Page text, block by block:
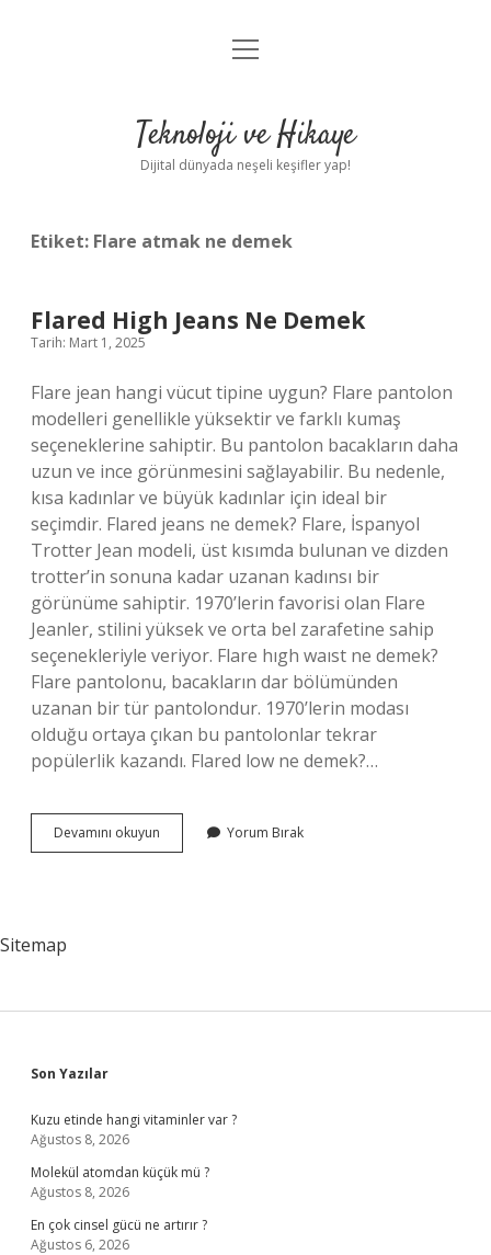
Anasayfa
Yasal Uyarı
menüyü
Teknoloji ve Hikaye
Dijital dünyada neşeli keşifler yap!
Etiket: Flare atmak ne demek
Flared High Jeans Ne Demek
Tarih: Mart 1, 2025
Flare jean hangi vücut tipine uygun? Flare pantolon
modelleri genellikle yüksektir ve farklı kumaş
seçeneklerine sahiptir. Bu pantolon bacakların daha
uzun ve ince görünmesini sağlayabilir. Bu nedenle,
kısa kadınlar ve büyük kadınlar için ideal bir
seçimdir. Flared jeans ne demek? Flare, İspanyol
Trotter Jean modeli, üst kısımda bulunan ve dizden
trotter’in sonuna kadar uzanan kadınsı bir
görünüme sahiptir. 1970’lerin favorisi olan Flare
Jeanler, stilini yüksek ve orta bel zarafetine sahip
seçenekleriyle veriyor. Flare hıgh waıst ne demek?
Flare pantolonu, bacakların dar bölümünden
uzanan bir tür pantolondur. 1970’lerin modası
olduğu ortaya çıkan bu pantolonlar tekrar
popülerlik kazandı. Flared low ne demek?…
Devamını okuyun
High
Yorum Bırak
Sitemap
Sidebar
Son Yazılar
Kuzu etinde hangi vitaminler var ?
Ağustos 8, 2026
Molekül atomdan küçük mü ?
Ağustos 8, 2026
En çok cinsel gücü ne artırır ?
Ağustos 6, 2026